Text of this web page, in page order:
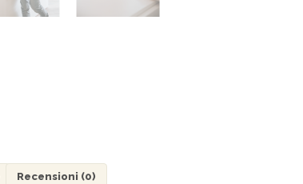
Recensioni (0)